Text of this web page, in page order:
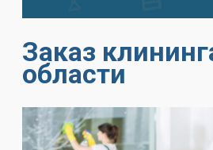
Заказ
области